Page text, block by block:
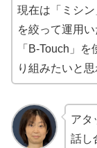
現在は「ミシ
を絞って運用
「B-Touch」
り組みたいと
アタ
話し